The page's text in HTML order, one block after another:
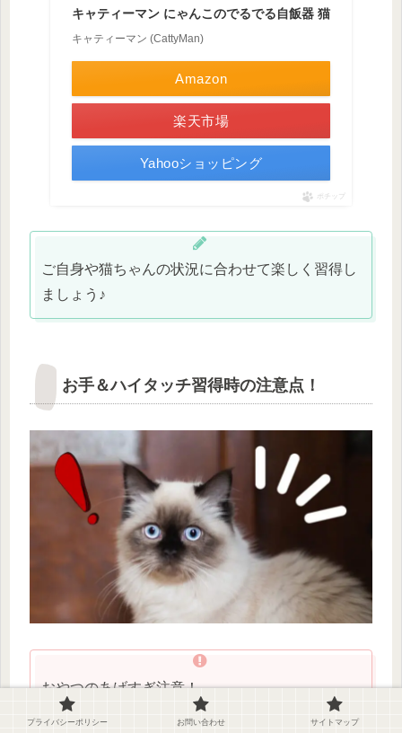
キャティーマン にゃんこのでるでる自飯器 猫
キャティーマン (CattyMan)
Amazon
楽天市場
Yahooショッピング
ポチップ
ご自身や猫ちゃんの状況に合わせて楽しく習得し
ましょう♪
お手＆ハイタッチ習得時の注意点！
おやつのあげすぎ注意！
プライバシーポリシー お問い合わせ サイトマップ